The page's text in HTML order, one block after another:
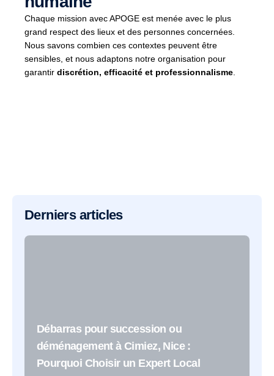
Chaque mission avec APOGE est menée avec le plus
grand respect des lieux et des personnes concernées.
Nous savons combien ces contextes peuvent être
sensibles, et nous adaptons notre organisation pour
garantir discrétion, efficacité et professionnalisme
Derniers articles
Débarras pour succession ou
déménagement à Cimiez, Nice :
Pourquoi Choisir un Expert Local